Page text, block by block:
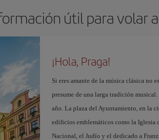
útil para volar
¡Hola, Praga!
Si eres amante de la música clásica no
presume de una larga tradición
año. La plaza del Ayuntamiento, en la
edificios emblemáticos como la Iglesia
Nacional, el Judío y el dedicado a